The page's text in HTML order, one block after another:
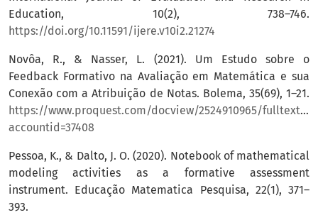
Education, 10(2), 738–746.
https://doi.org/10.11591/ijere.v10i2.21274
Novôa, R., & Nasser, L. (2021). Um Estudo sobre o
Feedback Formativo na Avaliação em Matemática e sua
Conexão com a Atribuição de Notas. Bolema, 35(69), 1–21.
https://www.proquest.com/docview/2524910965/fulltextPDF/
accountid=37408
Pessoa, K., & Dalto, J. O. (2020). Notebook of mathematical
modeling activities as a formative assessment
instrument. Educação Matematica Pesquisa, 22(1), 371–
393.